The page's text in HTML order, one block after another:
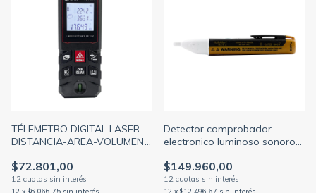
TÉLEMETRO DIGITAL LASER
DISTANCIA-AREA-VOLUMEN
$72.801,00
Detector comprobador
electronico luminoso sonoro
(FLUKE)
$149.960,00